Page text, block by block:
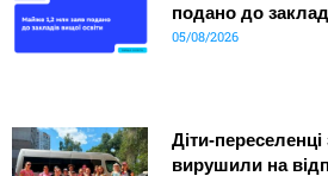
подано до
05/08/2026
Діти-
вирушили на